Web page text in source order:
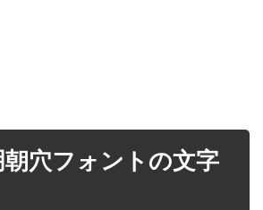
朝穴フォントの文字